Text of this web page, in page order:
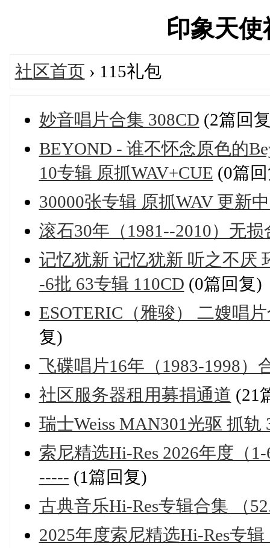
印象天
社区首页 › 115礼包
妙音唱片合集 308CD (2篇回
BEYOND - 谁不怀念原色的
10专辑 原抓WAV+CUE (0篇
30000张专辑 原抓WAV 更新
滚石30年（1981--2010）无损
记忆犹新 记忆犹新 听之不厌
-6批 63专辑 110CD (0篇回复)
ESOTERIC（雅骏） 二嫂唱
复)
飞碟唱片16年（1983-1998）
社区服务器租用募捐通道 (21
瑞士Weiss MAN301光驱 抓轨
索尼精选Hi-Res 2026年度（
----- (1篇回复)
古典音乐Hi-Res专辑合集 （
2025年度索尼精选Hi-Res专